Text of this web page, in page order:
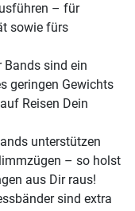
– für
sowie fürs
Bands sind ein
geringen Gewichts
Reisen Dein
unterstützen
– so holst
aus Dir raus!
sind extra